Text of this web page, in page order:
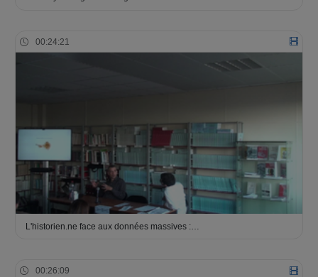
00:24:21
L'historien.ne face aux données massives :…
00:26:09